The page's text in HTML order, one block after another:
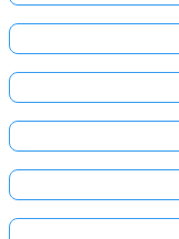
로
그
인
하